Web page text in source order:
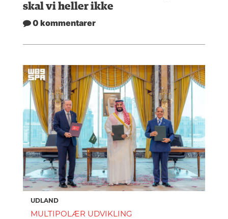
skal vi heller ikke
0 kommentarer
UDLAND
MULTIPOLÆR UDVIKLING